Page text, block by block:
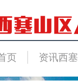
页 资讯西